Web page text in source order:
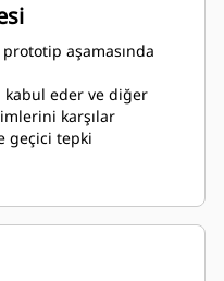
aşamasında
kabul eder ve diğer
karşılar
geçici tepki